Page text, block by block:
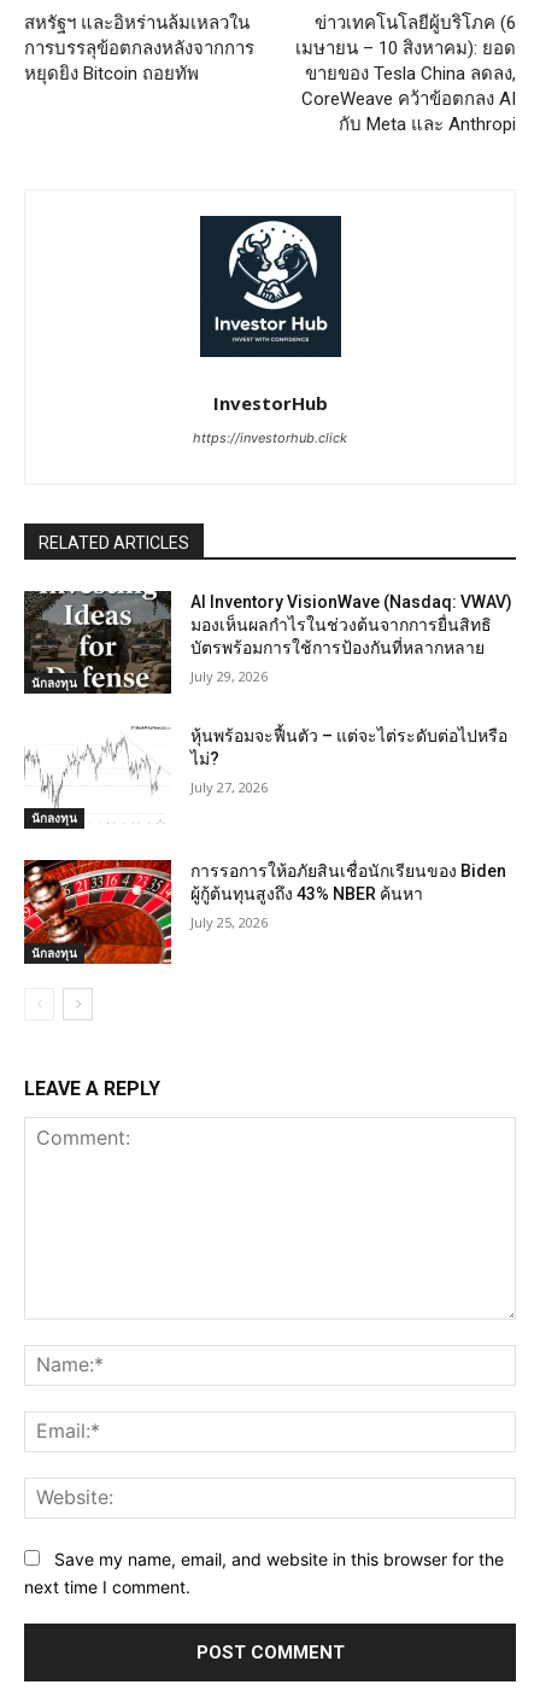
สหรัฐฯ และอิหร่านล้มเหลวใน
การบรรลุข้อตกลงหลังจากการ
หยุดยิง Bitcoin ถอยทัพ
ข่าวเทคโนโลยีผู้บริโภค (6
เมษายน – 10 สิงหาคม): ยอด
ขายของ Tesla China ลดลง,
CoreWeave คว้าข้อตกลง AI
กับ Meta และ Anthropi
InvestorHub
https://investorhub.click
RELATED ARTICLES
นักลงทุน
AI Inventory VisionWave (Nasdaq: VWAV)
มองเห็นผลกำไรในช่วงต้นจากการยื่นสิทธิ
บัตรพร้อมการใช้การป้องกันที่หลากหลาย
July 29, 2026
นักลงทุน
หุ้นพร้อมจะฟื้นตัว – แต่จะไต่ระดับต่อไปหรือ
ไม่?
July 27, 2026
นักลงทุน
การรอการให้อภัยสินเชื่อนักเรียนของ Biden
ผู้กู้ต้นทุนสูงถึง 43% NBER ค้นหา
July 25, 2026
LEAVE A REPLY
Save my name, email, and website in this browser for the
next time I comment.